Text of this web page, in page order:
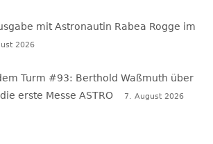
mit Astronautin Rabea Rogge im
2026
Turm #93: Berthold Waßmuth über
erste Messe ASTRO
7. August 2026